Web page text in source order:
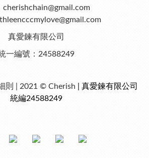
cherishchain@gmail.com
真愛鍊有限公司
一編號：24588249
則 | 2021 © Cherish | 真愛鍊有限公司
統編24588249